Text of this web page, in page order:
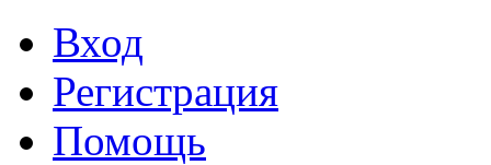
Вход
Регистрация
Помощь